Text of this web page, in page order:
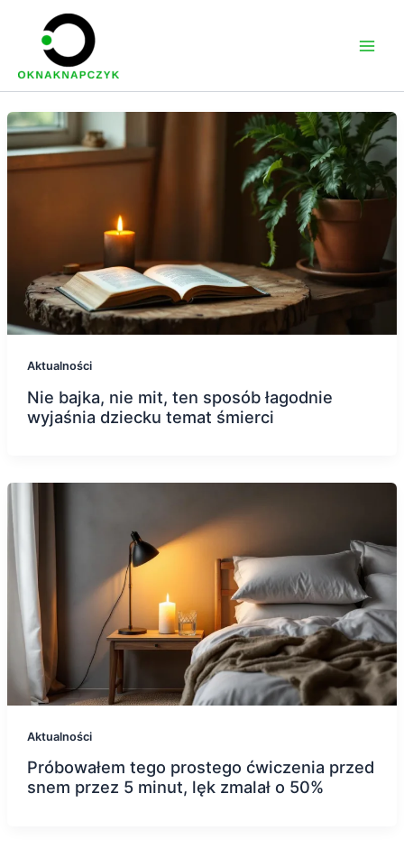
Aktualności
Nie bajka, nie mit, ten sposób łagodnie
wyjaśnia dziecku temat śmierci
Aktualności
Próbowałem tego prostego ćwiczenia przed
snem przez 5 minut, lęk zmalał o 50%